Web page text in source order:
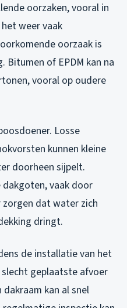
oorzaken, vooral in
weer vaak
oorzaak is
Bitumen of EPDM kan na
vooral op oudere
Losse
kunnen kleine
doorheen sijpelt.
vaak door
dat water zich
dringt.
de installatie van het
geplaatste afvoer
kan al snel